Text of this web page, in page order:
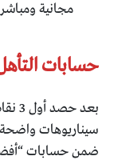
مجانية
حسابات التأهل
سيناريوهات
ضمن حسابات “أفضل